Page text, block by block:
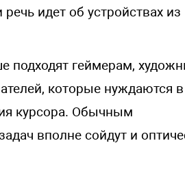
идет об устройствах из
геймерам,
которые нуждаются в
Обычным
вполне сойдут и